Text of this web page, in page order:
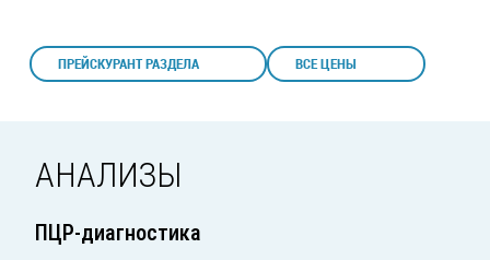
ВСЕ ЦЕНЫ
ПРЕЙСКУРАНТ РАЗДЕЛА
АНАЛИЗЫ
ПЦР-диагностика